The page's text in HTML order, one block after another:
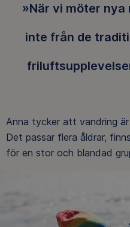
»När vi möter nya
inte från de
Anna tycker att vandring
Det passar flera åldrar,
för en stor och blandad